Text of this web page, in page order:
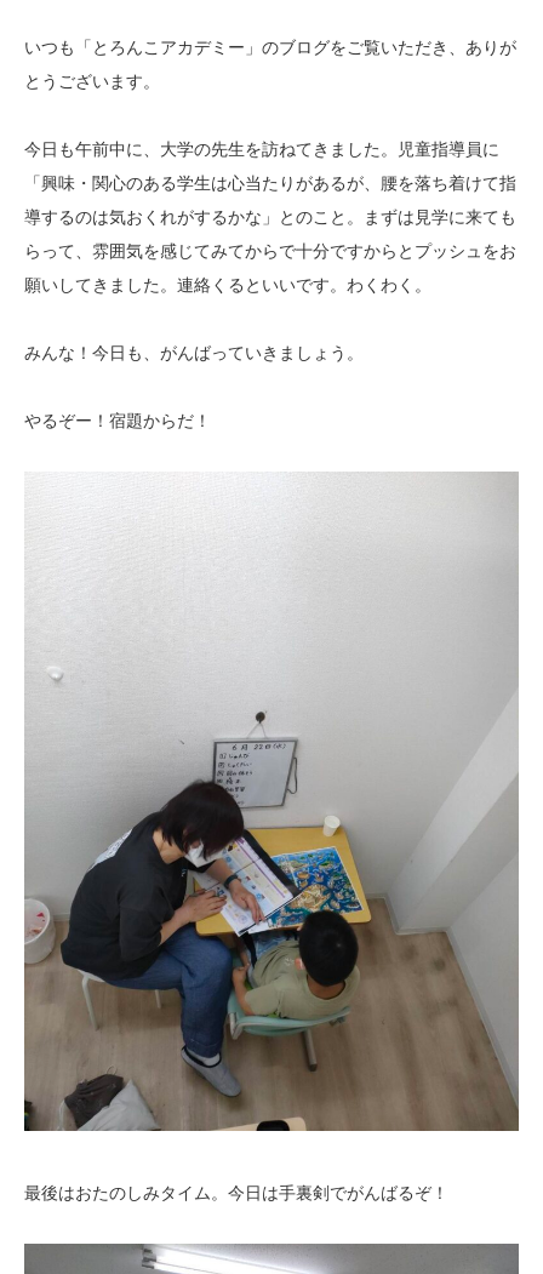
いつも「とろんこアカデミー」のブログをご覧いただき、ありが
とうございます。
今日も午前中に、大学の先生を訪ねてきました。児童指導員に
「興味・関心のある学生は心当たりがあるが、腰を落ち着けて指
導するのは気おくれがするかな」とのこと。まずは見学に来ても
らって、雰囲気を感じてみてからで十分ですからとプッシュをお
願いしてきました。連絡くるといいです。わくわく。
みんな！今日も、がんばっていきましょう。
やるぞー！宿題からだ！
最後はおたのしみタイム。今日は手裏剣でがんばるぞ！